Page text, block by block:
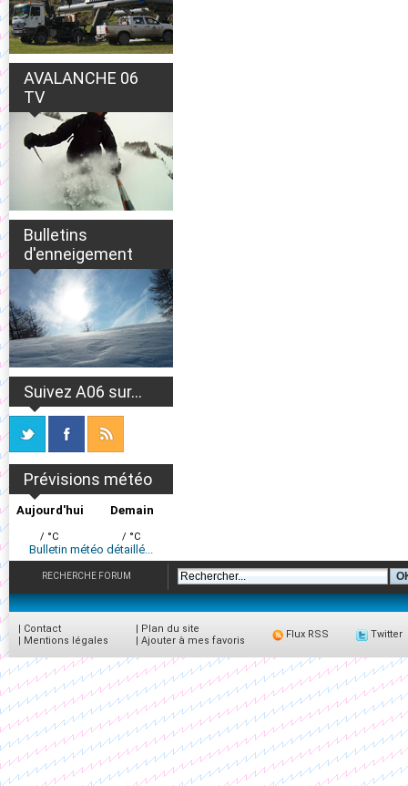
AVALANCHE 06
TV
Bulletins
d'enneigement
Suivez A06 sur...
Prévisions météo
Aujourd'hui
/ °C
Demain
/ °C
Bulletin météo détaillé...
RECHERCHE FORUM
| Contact
| Mentions légales
| Plan du site
| Ajouter à mes favoris
Flux RSS Twitter